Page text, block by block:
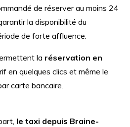
de réserver au moins 24
la disponibilité du
de forte affluence.
la réservation en
en quelques clics et même le
carte bancaire.
le taxi depuis Braine-